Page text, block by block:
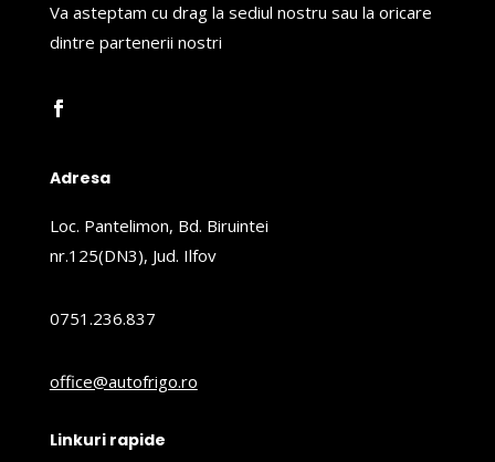
Va asteptam cu drag la sediul nostru sau la oricare
dintre partenerii nostri
Adresa
Loc. Pantelimon, Bd. Biruintei
nr.125(DN3), Jud. Ilfov
0751.236.837
office@autofrigo.ro
Linkuri rapide